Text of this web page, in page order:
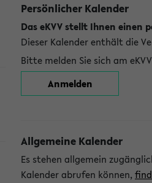
Persönlicher Kalender
Das eKVV stellt Ihnen einen
Dieser Kalender enthält die
Bitte melden Sie sich am
Anmelden
Allgemeine Kalender
Es stehen allgemein
Kalender abrufen können,